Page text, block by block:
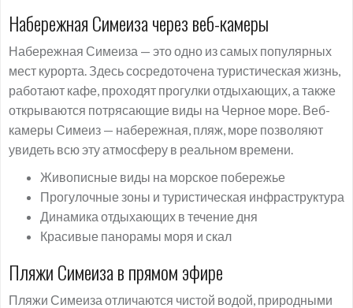
Набережная Симеиза через веб-камеры
Набережная Симеиза — это одно из самых популярных
мест курорта. Здесь сосредоточена туристическая жизнь,
работают кафе, проходят прогулки отдыхающих, а также
открываются потрясающие виды на Черное море. Веб-
камеры Симеиз — набережная, пляж, море позволяют
увидеть всю эту атмосферу в реальном времени.
Живописные виды на морское побережье
Прогулочные зоны и туристическая инфраструктура
Динамика отдыхающих в течение дня
Красивые панорамы моря и скал
Пляжи Симеиза в прямом эфире
Пляжи Симеиза отличаются чистой водой, природными